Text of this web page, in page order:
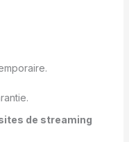
sites de streaming